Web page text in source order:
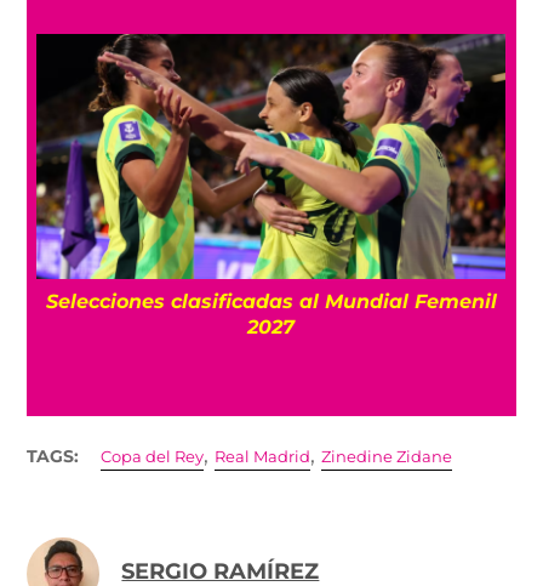
Selecciones clasificadas al Mundial Femenil
2027
TAGS: Copa del Rey, Real Madrid,Zinedine Zidane
SERGIO RAMÍREZ